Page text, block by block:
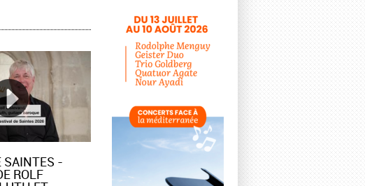
SAINTES -
ROLF